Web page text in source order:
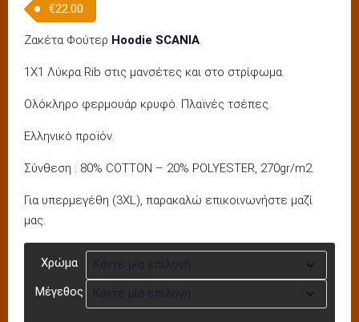
€22.00
Ζακέτα Φούτερ Hoodie SCANIA
1Χ1 Λύκρα Rib στις μανσέτες και στο στρίφωμα.
Ολόκληρο φερμουάρ κρυφό. Πλαϊνές τσέπες.
Ελληνικό προϊόν.
Σύνθεση : 80% COTTON – 20% POLYESTER, 270gr/m2.
Για υπερμεγέθη (3XL), παρακαλώ επικοινωνήστε μαζί
μας.
Χρώμα
Μέγεθος